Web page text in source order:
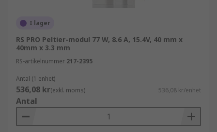
I lager
RS PRO Peltier-modul 77 W, 8.6 A, 15.4V, 40 mm x
40mm x 3.3 mm
RS-artikelnummer 217-2395
Antal (1 enhet)
536,08 kr(exkl. moms) 536,08 kr/enhet
Antal